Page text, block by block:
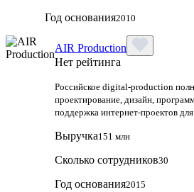
Год основания2010
AIR Production
Нет рейтинга
Российское digital-production
проектирование, дизайн,
поддержка интернет-проектов для
Выручка151 млн
Сколько сотрудников30
Год основания2015